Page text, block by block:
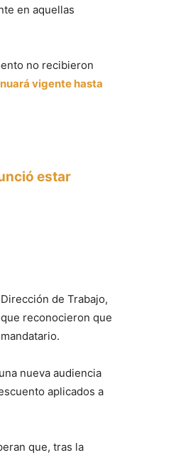
en aquellas
no recibieron
vigente hasta
estar
de Trabajo,
reconocieron que
nueva audiencia
aplicados a
que, tras la